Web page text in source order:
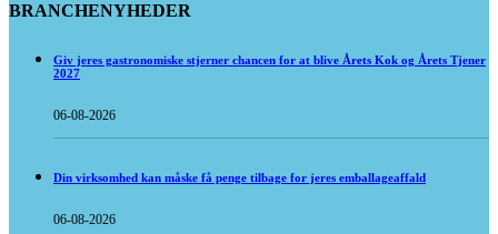
BRANCHENYHEDER
Giv jeres gastronomiske stjerner chancen for at blive Årets Kok og Årets Tjener
2027
06-08-2026
Din virksomhed kan måske få penge tilbage for jeres emballageaffald
06-08-2026